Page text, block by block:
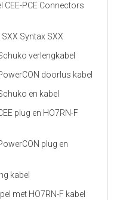
PCE Connectors
Syntax SXX
verlengkabel
doorlus kabel
en kabel
plug en HO7RN-F
plug en
kabel
met HO7RN-F kabel